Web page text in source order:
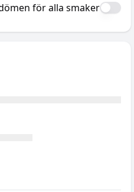
för alla smaker